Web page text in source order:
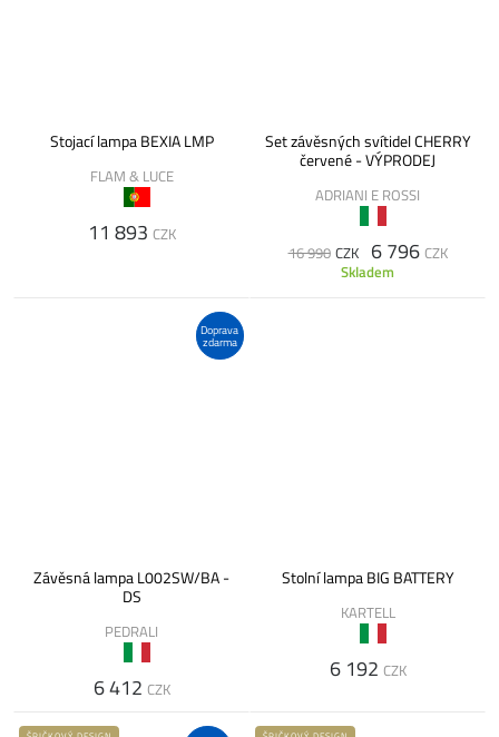
Stojací lampa BEXIA LMP
FLAM & LUCE
11 893 CZK
Set závěsných svítidel CHERRY
červené - VÝPRODEJ
ADRIANI E ROSSI
16 990 CZK 6 796 CZK
Skladem
Doprava
zdarma
Závěsná lampa L002SW/BA -
DS
PEDRALI
6 412 CZK
Stolní lampa BIG BATTERY
KARTELL
6 192 CZK